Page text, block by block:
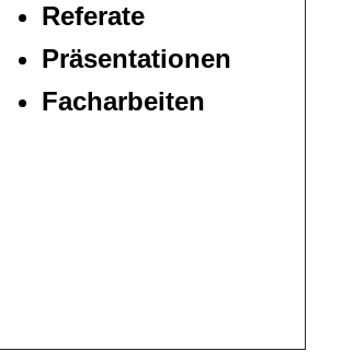
Referate
Präsentationen
Facharbeiten